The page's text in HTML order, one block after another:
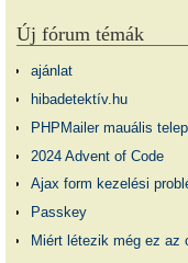
Új fórum témák
ajánlat
hibadetektív.hu
PHPMailer mauális
2024 Advent of Code
Ajax form kezelési
Passkey
Miért létezik még ez az